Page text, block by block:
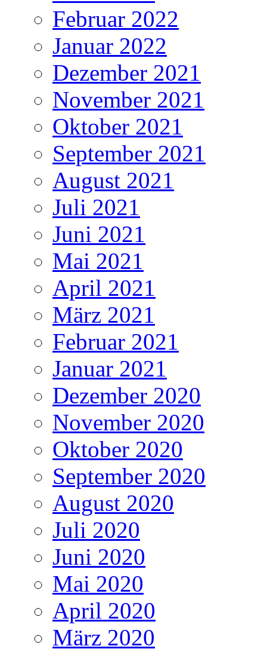
Februar 2022
Januar 2022
Dezember 2021
November 2021
Oktober 2021
September 2021
August 2021
Juli 2021
Juni 2021
Mai 2021
April 2021
März 2021
Februar 2021
Januar 2021
Dezember 2020
November 2020
Oktober 2020
September 2020
August 2020
Juli 2020
Juni 2020
Mai 2020
April 2020
März 2020